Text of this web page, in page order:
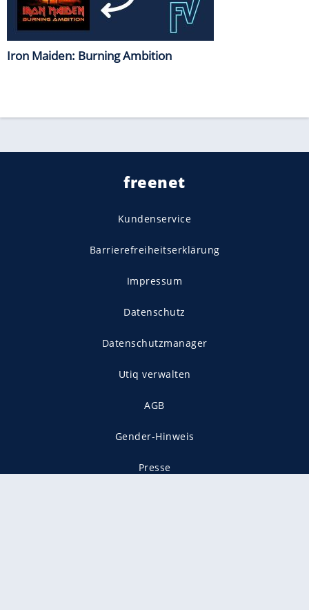
Iron Maiden: Burning Ambition
freenet
Kundenservice
Barrierefreiheitserklärung
Impressum
Datenschutz
Datenschutzmanager
Utiq verwalten
AGB
Gender-Hinweis
Presse